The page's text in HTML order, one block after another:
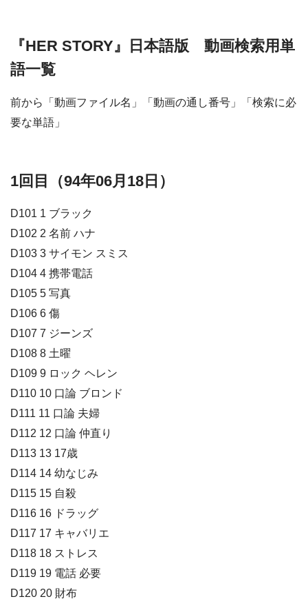
『HER STORY』日本語版 動画検索用単
語一覧
前から「動画ファイル名」「動画の通し番号」「検索に必
要な単語」
1回目（94年06月18日）
D101 1 ブラック
D102 2 名前 ハナ
D103 3 サイモン スミス
D104 4 携帯電話
D105 5 写真
D106 6 傷
D107 7 ジーンズ
D108 8 土曜
D109 9 ロック ヘレン
D110 10 口論 ブロンド
D111 11 口論 夫婦
D112 12 口論 仲直り
D113 13 17歳
D114 14 幼なじみ
D115 15 自殺
D116 16 ドラッグ
D117 17 キャバリエ
D118 18 ストレス
D119 19 電話 必要
D120 20 財布